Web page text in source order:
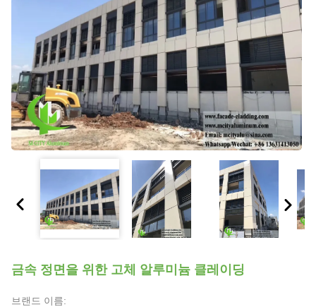
금속 정면을 위한 고체 알루미늄 클레이딩
브랜드 이름: